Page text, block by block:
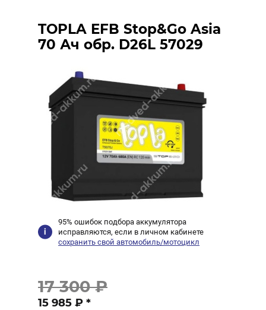
TOPLA EFB Stop&Go Asia
70 Ач обр. D26L 57029
95% ошибок подбора аккумулятора
исправляются, если в личном кабинете
сохранить свой автомобиль/мотоцикл
17 300 ₽
15 985 ₽ *